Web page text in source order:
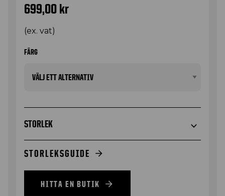
699,00 kr
(ex. vat)
FÄRG
STORLEK
STORLEKSGUIDE
HITTA EN BUTIK